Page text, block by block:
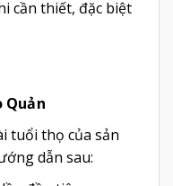
cần thiết, đặc biệt
Quản
tuổi thọ của sản
dẫn sau: